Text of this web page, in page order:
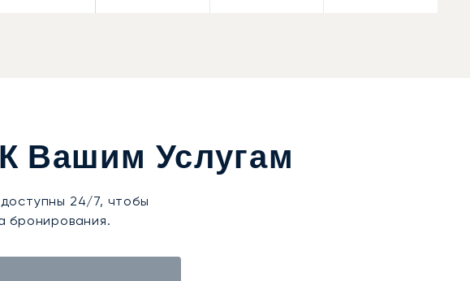
Вашим Услугам
24/7, чтобы
бронирования.